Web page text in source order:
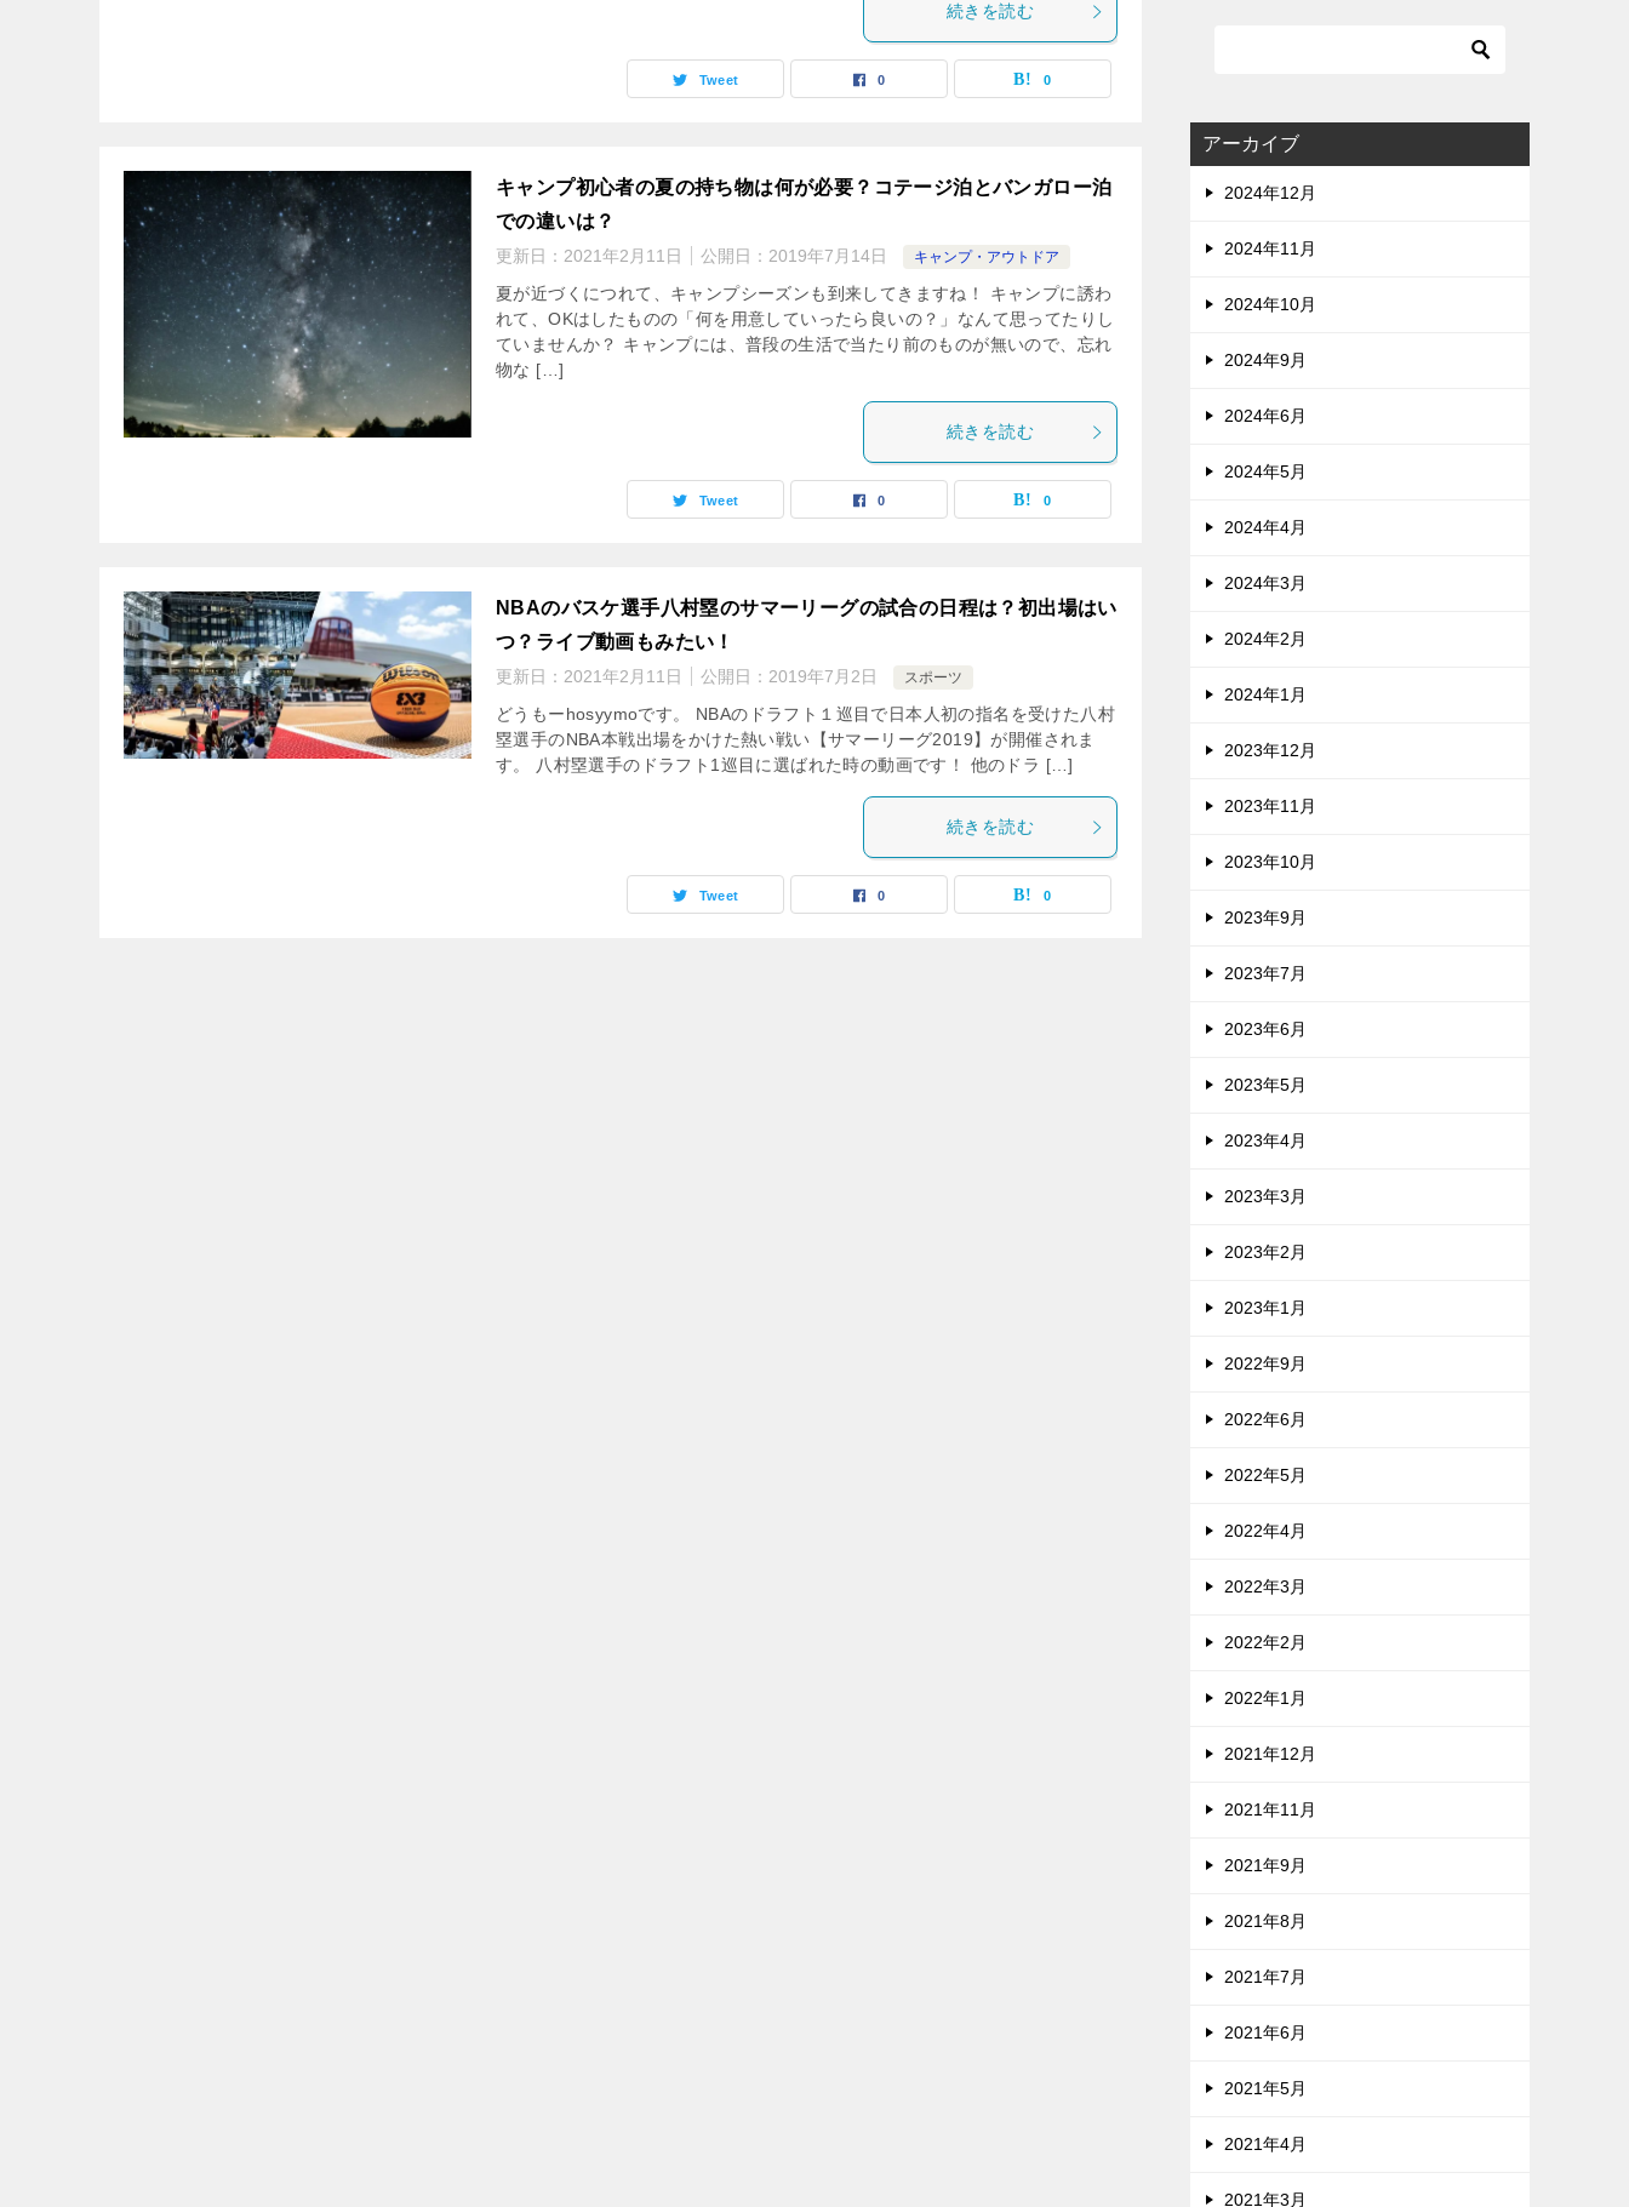
続きを読む
Tweet 0 0
キャンプ初心者の夏の持ち物は何が必要？コテージ泊とバンガロー泊
での違いは？
更新日： 2021年2月11日 公開日： 2019年7月14日 キャンプ・アウトドア
夏が近づくにつれて、キャンプシーズンも到来してきますね！ キャンプに誘わ
れて、OKはしたものの「何を用意していったら良いの？」なんて思ってたりし
ていませんか？ キャンプには、普段の生活で当たり前のものが無いので、忘れ
物な […]
続きを読む
Tweet 0 0
NBAのバスケ選手八村塁のサマーリーグの試合の日程は？初出場はい
つ？ライブ動画もみたい！
更新日： 2021年2月11日 公開日： 2019年7月2日 スポーツ
どうもーhosyymoです。 NBAのドラフト１巡目で日本人初の指名を受けた八村
塁選手のNBA本戦出場をかけた熱い戦い【サマーリーグ2019】が開催されま
す。 八村塁選手のドラフト1巡目に選ばれた時の動画です！ 他のドラ […]
続きを読む
Tweet 0 0
アーカイブ
2024年12月
2024年11月
2024年10月
2024年9月
2024年6月
2024年5月
2024年4月
2024年3月
2024年2月
2024年1月
2023年12月
2023年11月
2023年10月
2023年9月
2023年7月
2023年6月
2023年5月
2023年4月
2023年3月
2023年2月
2023年1月
2022年9月
2022年6月
2022年5月
2022年4月
2022年3月
2022年2月
2022年1月
2021年12月
2021年11月
2021年9月
2021年8月
2021年7月
2021年6月
2021年5月
2021年4月
2021年3月